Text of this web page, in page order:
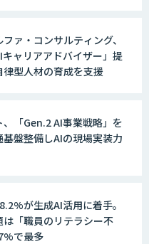
ァ・コンサルティング、
キャリアアドバイザー」提
律型人材の育成を支援
、「Gen.2 AI事業戦略」を
基盤整備しAIの現場実装力
が生成AI活用に着手。
は「職員のリテラシー不
で最多